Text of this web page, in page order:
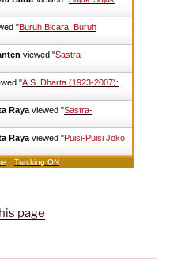
"Buruh Bicara, Buruh
viewed "Sastra-
"A.S. Dharta (1923-2007):
Raya viewed "Sastra-
Raya viewed "Puisi-Puisi Joko
Tracking ON